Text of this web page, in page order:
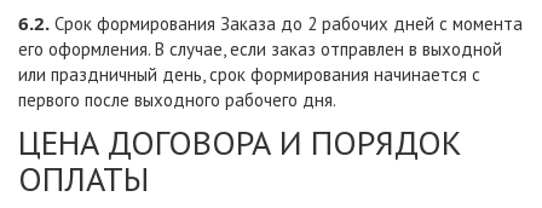
6.2. Срок формирования Заказа до 2 рабочих дней с момента
его оформления. В случае, если заказ отправлен в выходной
или праздничный день, срок формирования начинается с
первого после выходного рабочего дня.
ЦЕНА ДОГОВОРА И ПОРЯДОК
ОПЛАТЫ